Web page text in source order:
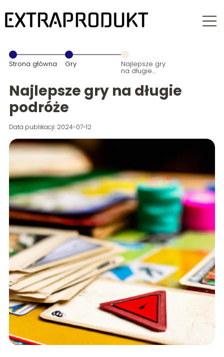
Strona główna Gry Najlepsze gry
na długie
Najlepsze gry na długie
podróże
Data publikacji: 2024-07-12